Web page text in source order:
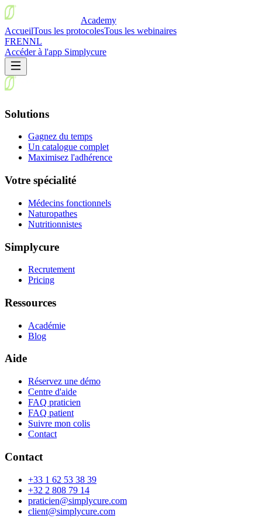
Academy
AccueilTous les protocolesTous les webinaires
FRENNL
Accéder à l'app Simplycure
Solutions
Gagnez du temps
Un catalogue complet
Maximisez l'adhérence
Votre spécialité
Médecins fonctionnels
Naturopathes
Nutritionnistes
Simplycure
Recrutement
Pricing
Ressources
Académie
Blog
Aide
Réservez une démo
Centre d'aide
FAQ praticien
FAQ patient
Suivre mon colis
Contact
Contact
+33 1 62 53 38 39
+32 2 808 79 14
praticien@simplycure.com
client@simplycure.com